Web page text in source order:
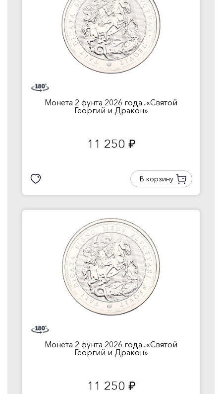
Монета 2 фунта 2026 года...«Святой
Георгий и Дракон»
11 250 руб.
В корзину
Монета 2 фунта 2026 года...«Святой
Георгий и Дракон»
11 250 руб.